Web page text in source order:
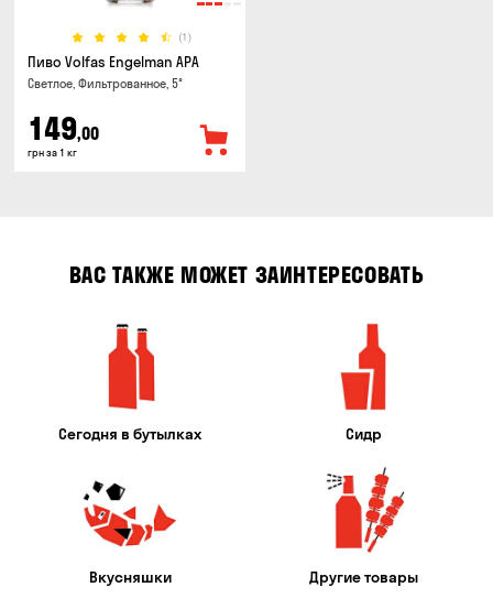
(1)
Пиво Volfas Engelman APA
Светлое, Фильтрованное, 5°
149,00
грн за 1 кг
ВАС ТАКЖЕ МОЖЕТ ЗАИНТЕРЕСОВАТЬ
Сегодня в бутылках Сидр
Вкусняшки Другие товары